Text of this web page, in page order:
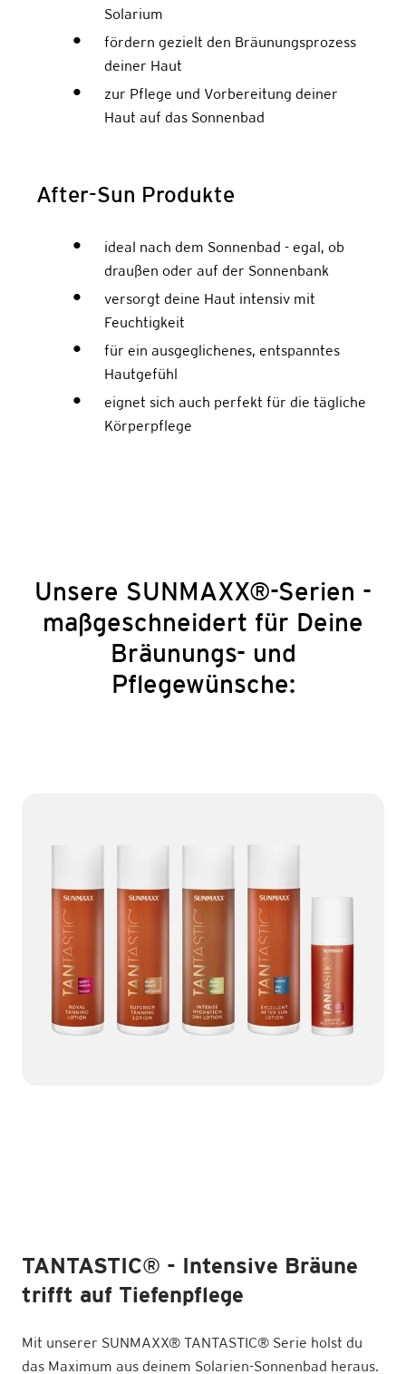
Solarium
fördern gezielt den Bräunungsprozess
deiner Haut
zur Pflege und Vorbereitung deiner
Haut auf das Sonnenbad
After-Sun Produkte
ideal nach dem Sonnenbad - egal, ob
draußen oder auf der Sonnenbank
versorgt deine Haut intensiv mit
Feuchtigkeit
für ein ausgeglichenes, entspanntes
Hautgefühl
eignet sich auch perfekt für die tägliche
Körperpflege
Unsere SUNMAXX®-Serien -
maßgeschneidert für Deine
Bräunungs- und
Pflegewünsche:
TANTASTIC® - Intensive Bräune
trifft auf Tiefenpflege
Mit unserer SUNMAXX® TANTASTIC® Serie holst du
das Maximum aus deinem Solarien-Sonnenbad heraus.